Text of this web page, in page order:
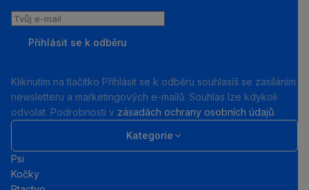
Tvůj
Přihlásit se k odběru
Kliknutím na tlačítko Příhlásit se k odběru souhlasíš se zasíláním
newsletteru a marketingových e-mailů. Souhlas lze kdykoli
odvolat. Podrobnosti v zásadách ochrany osobních údajů.
Kategorie
Psi
Kočky